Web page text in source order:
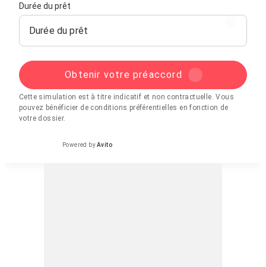
Durée du prêt
Durée du prêt
Obtenir votre préaccord
Cette simulation est à titre indicatif et non contractuelle. Vous
pouvez bénéficier de conditions préférentielles en fonction de
votre dossier.
Powered byAvito